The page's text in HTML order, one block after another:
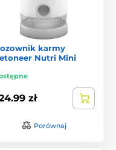
karmy
Nutri Mini
zł
Porównaj